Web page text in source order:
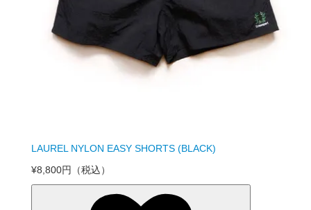
LAUREL NYLON EASY SHORTS (BLACK)
¥8,800円
（税込）